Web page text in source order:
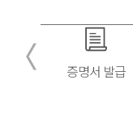
서 발급 학생생활관